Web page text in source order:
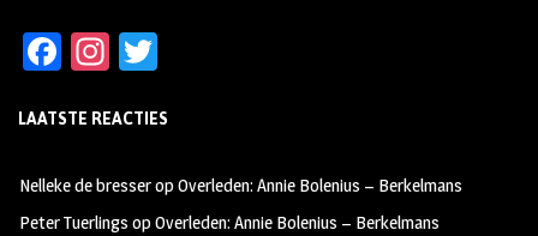
Fa
b
oo
k
In
ag
m
tt
LAATSTE REACTIES
Nelleke de bresseropOverleden: Annie Bolenius – Berkelmans
Peter Tuerlings opOverleden: Annie Bolenius – Berkelmans